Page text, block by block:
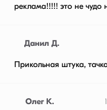
реклама!!!!! это не чудо
Данил Д.
Прикольная штука,
Олег К.